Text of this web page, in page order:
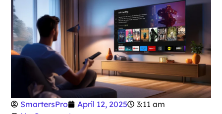
SmartersPro April 12, 2025
3:11 am